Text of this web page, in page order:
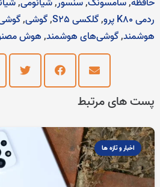
حافظه,سامسونگ,سنسور,شیائومی,
ردمی K80 پرو
,گلکسی S25 ,گوشی‌,گوشی
هوشمند,گوشی‌های هوشمند,هوش
پست های مرتبط
اخبار و تازه ها